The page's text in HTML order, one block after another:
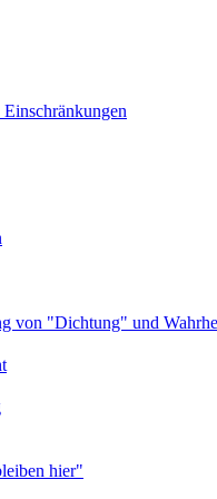
von "Dichtung" und
hier"